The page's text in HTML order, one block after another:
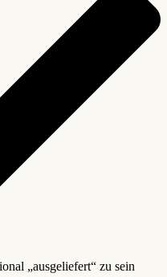
„ausgeliefert“ zu sein